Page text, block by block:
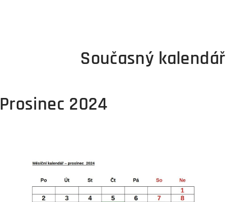
Současný kalendář
Prosinec 2024